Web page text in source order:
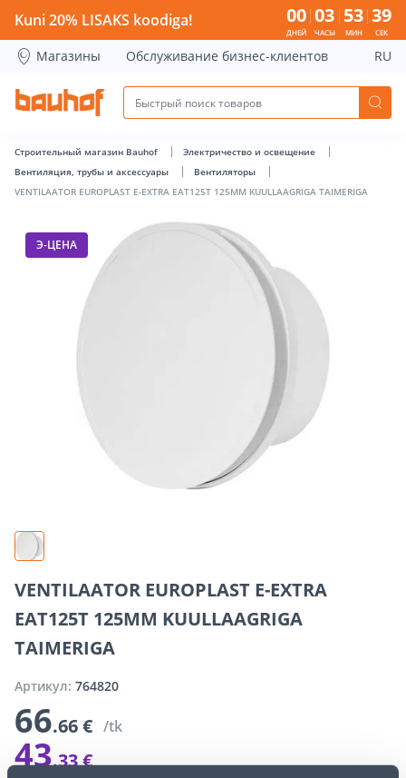
VENTILAATOR EUROPLAST E-EXTRA EAT125T 125MM
Kuni 20% LISAKS koodiga! 00
ДНЕЙ
03
ЧАСЫ
53
МИН
39
СЕК
Магазины Обслуживание бизнес-клиентов RU
Строительный магазин Bauhof
Электричество и освещение
Вентиляция, трубы и аксессуары
Вентиляторы
VENTILAATOR EUROPLAST E-EXTRA EAT125T 125MM KUULLAAGRIGA TAIMERIGA
Э-ЦЕНА
VENTILAATOR EUROPLAST E-EXTRA
EAT125T 125MM KUULLAAGRIGA
TAIMERIGA
Артикул: 764820
66.66 € /tk
43.33 €